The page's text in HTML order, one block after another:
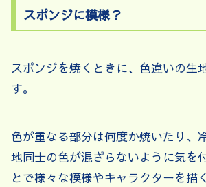
スポンジに模様？
スポンジを焼くときに、色違いの生
す。
色が重なる部分は何度か焼いたり、
地同士の色が混ざらないように気を
とで様々な模様やキャラクターを描